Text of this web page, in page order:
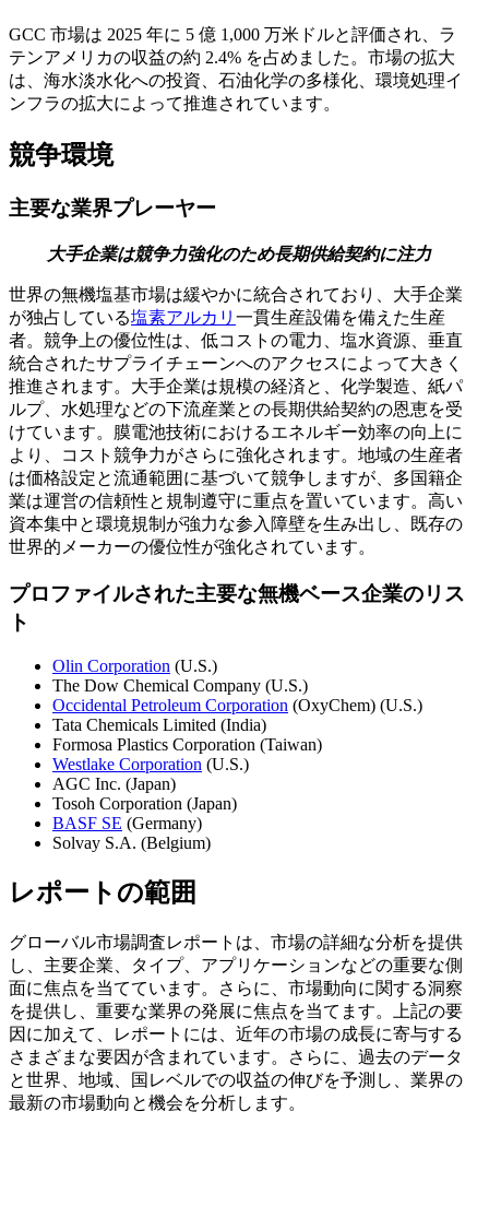
GCC 市場は 2025 年に 5 億 1,000 万米ドルと評価され、ラ
テンアメリカの収益の約 2.4% を占めました。市場の拡大
は、海水淡水化への投資、石油化学の多様化、環境処理イ
ンフラの拡大によって推進されています。
競争環境
主要な業界プレーヤー
大手企業は競争力強化のため長期供給契約に注力
世界の無機塩基市場は緩やかに統合されており、大手企業
が独占している塩素アルカリ 一貫生産設備を備えた生産
者。競争上の優位性は、低コストの電力、塩水資源、垂​​直
統合されたサプライチェーンへのアクセスによって大きく
推進されます。大手企業は規模の経済と、化学製造、紙パ
ルプ、水処理などの下流産業との長期供給契約の恩恵を受
けています。膜電池技術におけるエネルギー効率の向上に
より、コスト競争力がさらに強化されます。地域の生産者
は価格設定と流通範囲に基づいて競争しますが、多国籍企
業は運営の信頼性と規制遵守に重点を置いています。高い
資本集中と環境規制が強力な参入障壁を生み出し、既存の
世界的メーカーの優位性が強化されています。
プロファイルされた主要な無機ベース企業のリス
ト
Olin Corporation (U.S.)
The Dow Chemical Company (U.S.)
Occidental Petroleum Corporation (OxyChem) (U.S.)
Tata Chemicals Limited (India)
Formosa Plastics Corporation (Taiwan)
Westlake Corporation (U.S.)
AGC Inc. (Japan)
Tosoh Corporation (Japan)
BASF SE (Germany)
Solvay S.A. (Belgium)
レポートの範囲
グローバル市場調査レポートは、市場の詳細な分析を提供
し、主要企業、タイプ、アプリケーションなどの重要な側
面に焦点を当てています。さらに、市場動向に関する洞察
を提供し、重要な業界の発展に焦点を当てます。上記の要
因に加えて、レポートには、近年の市場の成長に寄与する
さまざまな要因が含まれています。さらに、過去のデータ
と世界、地域、国レベルでの収益の伸びを予測し、業界の
最新の市場動向と機会を分析します。